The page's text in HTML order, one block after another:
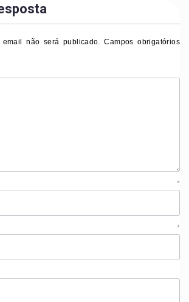
não será publicado. Campos obrigatórios
*
mail *